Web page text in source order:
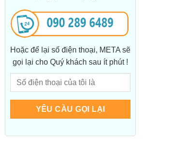
Hoặc để lại số điện thoại, META sẽ
gọi lại cho Quý khách sau ít phút !